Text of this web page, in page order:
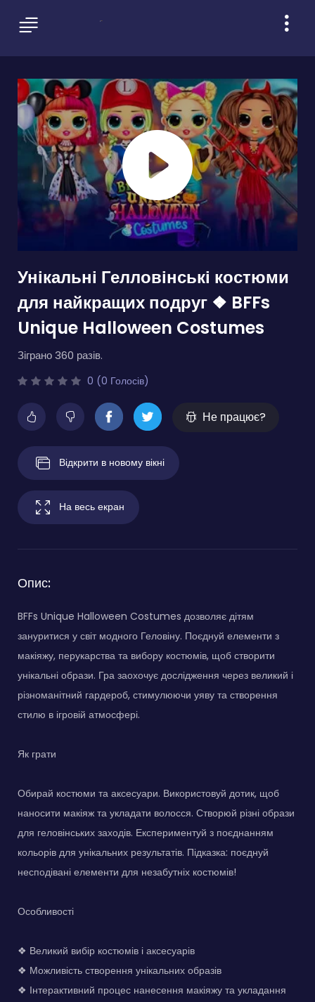
Унікальні Гелловінські костюми
для найкращих подруг ❖ BFFs
Unique Halloween Costumes
Зіграно 360 разів.
0 (0 Голосів)
Не працює?
Відкрити в новому вікні
На весь екран
Опис:
BFFs Unique Halloween Costumes дозволяє дітям
зануритися у світ модного Геловіну. Поєднуй елементи з
макіяжу, перукарства та вибору костюмів, щоб створити
унікальні образи. Гра заохочує дослідження через великий і
різноманітний гардероб, стимулюючи уяву та створення
стилю в ігровій атмосфері.
Як грати
Обирай костюми та аксесуари. Використовуй дотик, щоб
наносити макіяж та укладати волосся. Створюй різні образи
для геловінських заходів. Експериментуй з поєднанням
кольорів для унікальних результатів. Підказка: поєднуй
несподівані елементи для незабутніх костюмів!
Особливості
❖ Великий вибір костюмів і аксесуарів
❖ Можливість створення унікальних образів
❖ Інтерактивний процес нанесення макіяжу та укладання